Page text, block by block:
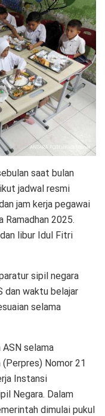
saat bulan
jadwal resmi
jam kerja pegawai
Ramadhan 2025.
libur Idul Fitri
sipil negara
dan waktu belajar
selama
selama
(Perpres) Nomor 21
Instansi
Negara. Dalam
dimulai pukul